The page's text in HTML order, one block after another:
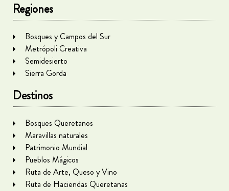
Regiones
Bosques y Campos del Sur
Metrópoli Creativa
Semidesierto
Sierra Gorda
Destinos
Bosques Queretanos
Maravillas naturales
Patrimonio Mundial
Pueblos Mágicos
Ruta de Arte, Queso y Vino
Ruta de Haciendas Queretanas